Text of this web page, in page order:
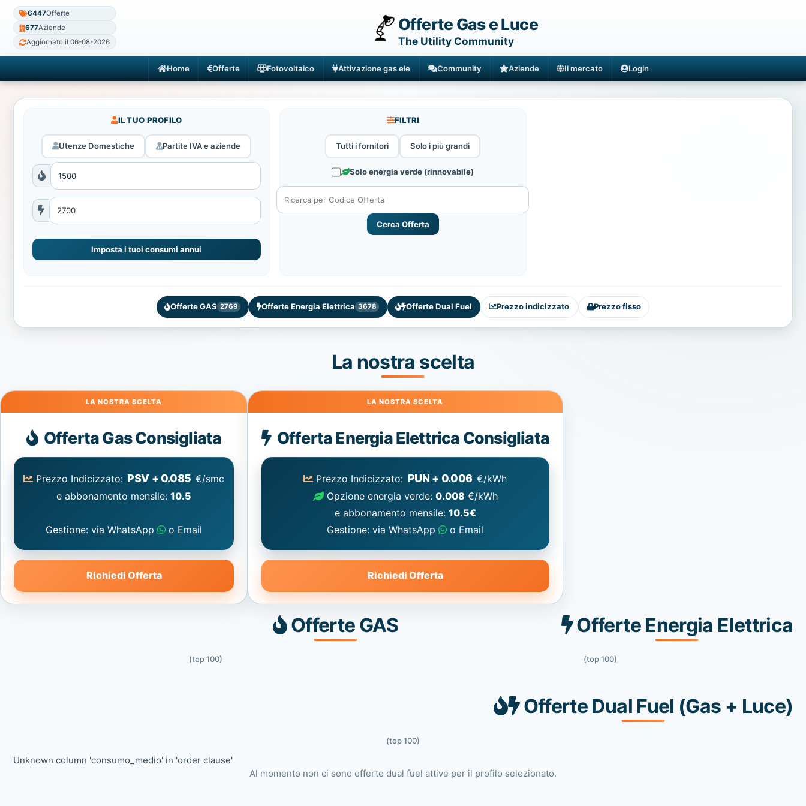
6447Offerte
677Aziende
Aggiornato il 06-08-2026
Offerte Gas e Luce
The Utility Community
Home Offerte Fotovoltaico Attivazione gas ele Community Aziende Il mercato Login
IL TUO PROFILO
Utenze Domestiche Partite IVA e aziende
Imposta i tuoi consumi annui
FILTRI
Tutti i fornitori Solo i più grandi
Solo energia verde (rinnovabile)
Cerca Offerta
Offerte GAS 2769 Offerte Energia Elettrica 3678 Offerte Dual Fuel Prezzo indicizzato Prezzo fisso
La nostra scelta
Gas
Offerta Gas Consigliata
Prezzo Indicizzato: PSV + 0.085 €/smc
e abbonamento mensile:10.5
Gestione: via WhatsApp o Email
Richiedi Offerta
Energia
Elettrica
consigliata
Offerta Energia Elettrica Consigliata
Prezzo Indicizzato: PUN + 0.006 €/kWh
Opzione energia verde: 0.008 €/kWh
e abbonamento mensile: 10.5€
Gestione: via WhatsApp
o Email
Richiedi Offerta
Offerte GAS
(top 100)
Offerte Energia Elettrica
(top 100)
Offerte Dual Fuel (Gas + Luce)
(top 100)
Unknown column 'consumo_medio' in 'order clause'
Al momento non ci sono offerte dual fuel attive per il profilo selezionato.